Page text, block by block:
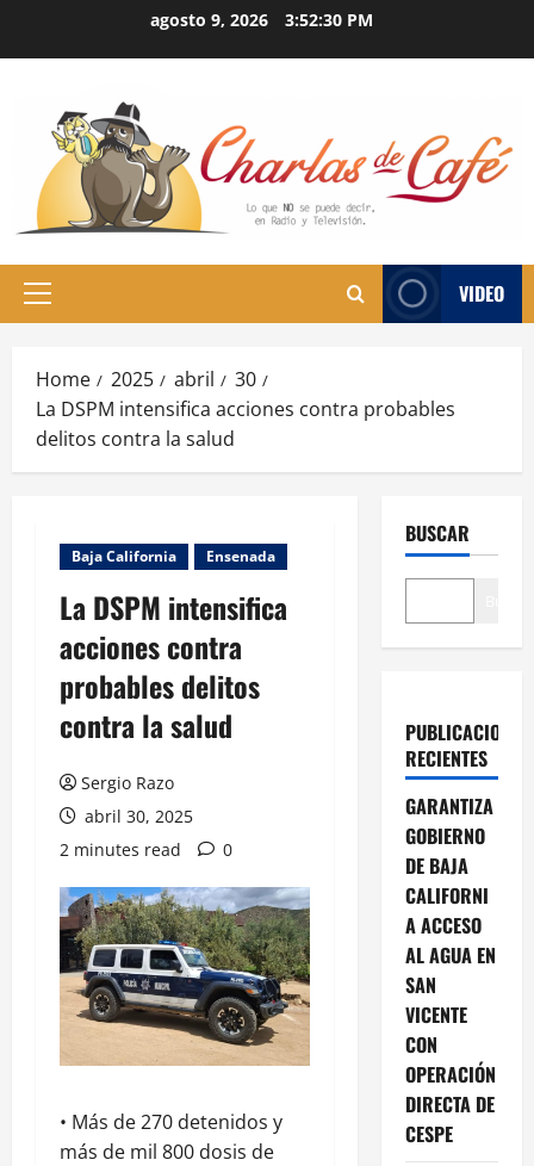
agosto 9, 2026 3:52:31 PM
Primary
VIDEO
Home 2025 abril
30
La DSPM intensifica acciones contra probables
delitos contra la salud
Baja California Ensenada
La DSPM intensifica
acciones contra
probables delitos
contra la salud
Sergio Razo
abril 30, 2025
2 minutes read
0
• Más de 270 detenidos y
más de mil 800 dosis de
BUSCAR
PUBLICACIONES
RECIENTES
GARANTIZA
GOBIERNO
DE BAJA
CALIFORNI
A ACCESO
AL AGUA EN
SAN
VICENTE
CON
OPERACIÓN
DIRECTA DE
CESPE